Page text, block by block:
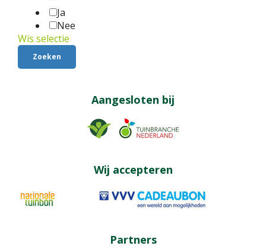
Ja
Nee
Wis selectie
Aangesloten bij
Wij accepteren
Partners